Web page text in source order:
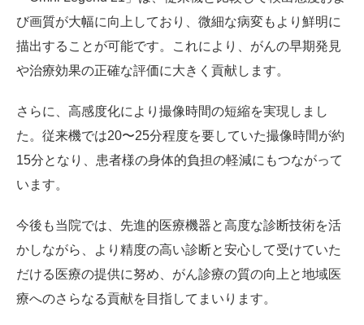
び画質が大幅に向上しており、微細な病変もより鮮明に
描出することが可能です。これにより、がんの早期発見
や治療効果の正確な評価に大きく貢献します。
さらに、高感度化により撮像時間の短縮を実現しまし
た。従来機では20〜25分程度を要していた撮像時間が約
15分となり、患者様の身体的負担の軽減にもつながって
います。
今後も当院では、先進的医療機器と高度な診断技術を活
かしながら、より精度の高い診断と安心して受けていた
だける医療の提供に努め、がん診療の質の向上と地域医
療へのさらなる貢献を目指してまいります。